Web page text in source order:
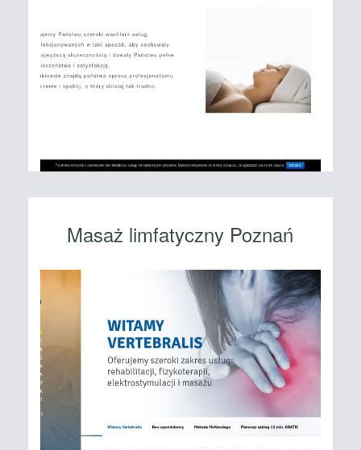
Masaż limfatyczny Poznań